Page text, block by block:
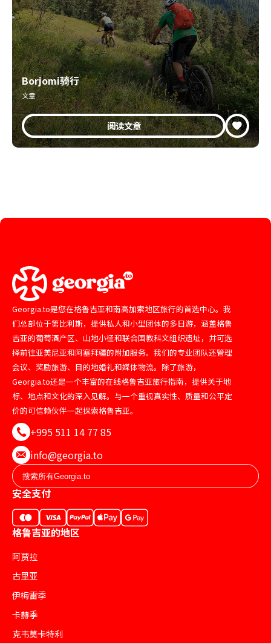
Borjomi骑行
文章
阅读文章
Georgia.to是您在格鲁吉亚和南高加索地区旅行的首选中心。我
们总部位于第比利斯，提供私人和小型团体的多日游，涵盖格鲁
吉亚的葡萄酒产区、山地小径和联合国教科文组织遗址，并可选
择前往亚美尼亚和阿塞拜疆的附加服务。我们的专业团队还管理
会议、奖励旅游、目的地婚礼和媒体物流。除了旅游，
Georgia.to还是一个丰富的在线格鲁吉亚旅行指南，提供关于地
标、地点和文化的深入见解。与一个重视真实性、质量和公平定
价的可信赖伙伴一起探索格鲁吉亚。
+995 511 14 77 85
info@georgia.to
安全支付
格鲁吉亚的地区
阿贾拉
古里亚
伊梅雷季
卡赫季
克韦莫卡特利